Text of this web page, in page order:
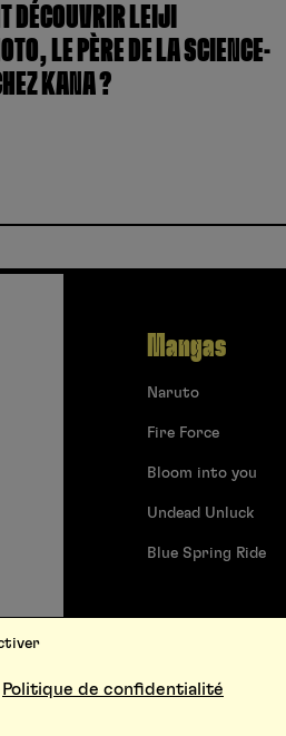
DÉCOUVRIR LEIJI
LE PÈRE DE LA SCIENCE-
KANA ?
Mangas
Naruto
Fire Force
Bloom into you
Undead Unluck
Blue Spring Ride
d’utilisation
Politique de confidentialité